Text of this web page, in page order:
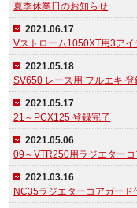
夏季休業日のお知らせ
2021.06.17
Vストローム1050XT用3アイ
2021.05.18
SV650 レース用 フルエキ 登
2021.05.17
21～PCX125 登録完了
2021.05.06
09～VTR250用ラジエター
2021.03.16
NC35ラジエターコアガード